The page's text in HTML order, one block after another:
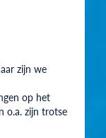
zijn we
op het
o.a. zijn trotse